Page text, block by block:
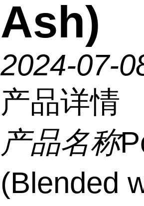
Ash)
2024-07-
产品详情
产品名称
(Blended